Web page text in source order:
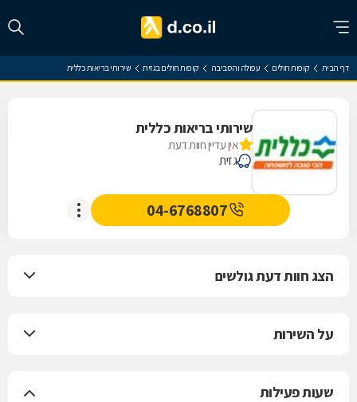
דף הבית קופות חולים עפולה והסביבה קופות חולים בגזית שירותי בריאות כללית
שירותי בריאות כללית
אין עדיין חוות דעת
גזית
04-6768807
הצג חוות דעת גולשים
על השירות
שעות פעילות